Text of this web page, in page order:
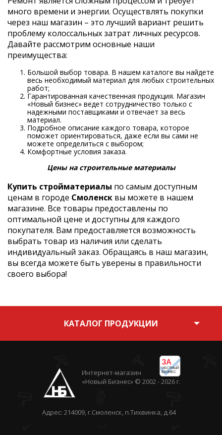
много времени и энергии. Осуществлять покупки
через наш магазин – это лучший вариант решить
проблему колоссальных затрат личных ресурсов.
Давайте рассмотрим основные наши
преимущества:
Большой выбор товара. В нашем каталоге вы найдете
весь необходимый материал для любых строительных
работ;
Гарантированная качественная продукция. Магазин
«Новый бизнес» ведет сотрудничество только с
надежными поставщиками и отвечает за весь
материал.
Подробное описание каждого товара, которое
поможет ориентироваться, даже если вы сами не
можете определиться с выбором;
Комфортные условия заказа.
Цены на строительные материалы
Купить стройматериалы по самым доступным
ценам в городе Смоленск вы можете в нашем
магазине. Все товары предоставлены по
оптимальной цене и доступны для каждого
покупателя. Вам предоставляется возможность
выбрать товар из наличия или сделать
индивидуальный заказ. Обращаясь в наш магазин,
вы всегда можете быть уверены в правильности
своего выбора!
КАТАЛОГ ПРОДУКЦИИ
ЗА
ЧЕСТНЫЙ
БИЗНЕС
Интернет-магазин
«Новый Бизнес» © 2002 - 2026 г.
Адрес: 214009, г.Смоленск, п.Тихвинка, д.64